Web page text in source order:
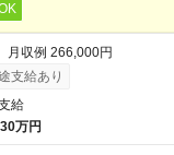
収例 266,000円
支給あり
給
万円